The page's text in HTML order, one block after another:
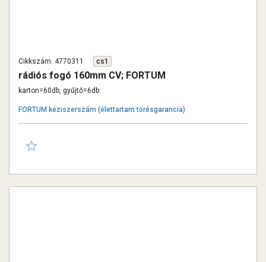
Cikkszám: 4770311 cs1
rádiós fogó 160mm CV; FORTUM
karton=60db, gyűjtő=6db
FORTUM kéziszerszám (élettartam törésgarancia)